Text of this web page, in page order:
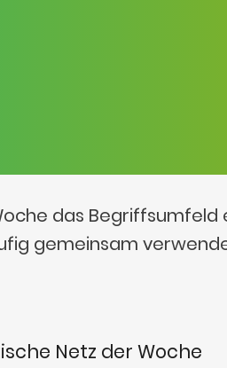
das Begriffsumfeld
gemeinsam
Netz der Woche